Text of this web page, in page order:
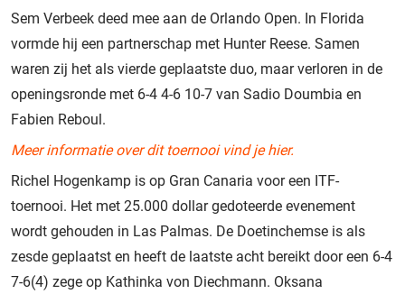
Sem Verbeek deed mee aan de Orlando Open. In Florida
vormde hij een partnerschap met Hunter Reese. Samen
waren zij het als vierde geplaatste duo, maar verloren in de
openingsronde met 6-4 4-6 10-7 van Sadio Doumbia en
Fabien Reboul.
Meer informatie over dit toernooi vind je hier.
Richel Hogenkamp is op Gran Canaria voor een ITF-
toernooi. Het met 25.000 dollar gedoteerde evenement
wordt gehouden in Las Palmas. De Doetinchemse is als
zesde geplaatst en heeft de laatste acht bereikt door een 6-4
7-6(4) zege op Kathinka von Diechmann. Oksana